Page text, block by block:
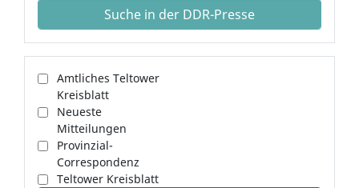
Suche in der DDR-Presse
Amtliches Teltower
Kreisblatt
Neueste
Mitteilungen
Provinzial-
Correspondenz
Teltower Kreisblatt